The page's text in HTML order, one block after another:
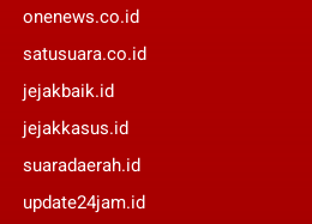
onenews.co.id
satusuara.co.id
jejakbaik.id
jejakkasus.id
suaradaerah.id
update24jam.id